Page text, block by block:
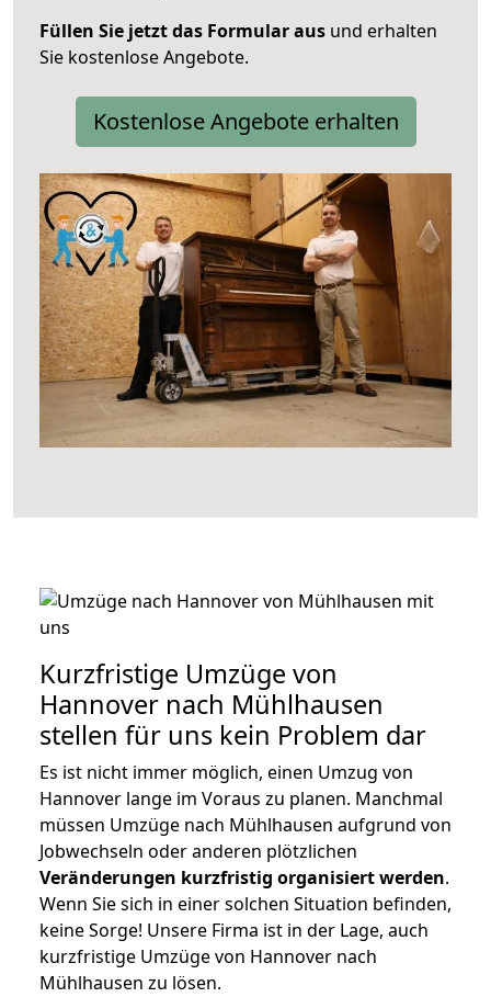
Füllen Sie jetzt das Formular aus und erhalten
Sie kostenlose Angebote.
Kostenlose Angebote erhalten
Kurzfristige Umzüge von
Hannover nach Mühlhausen
stellen für uns kein Problem dar
Es ist nicht immer möglich, einen Umzug von
Hannover lange im Voraus zu planen. Manchmal
müssen Umzüge nach Mühlhausen aufgrund von
Jobwechseln oder anderen plötzlichen
Veränderungen kurzfristig organisiert werden.
Wenn Sie sich in einer solchen Situation befinden,
keine Sorge! Unsere Firma ist in der Lage, auch
kurzfristige Umzüge von Hannover nach
Mühlhausen zu lösen.